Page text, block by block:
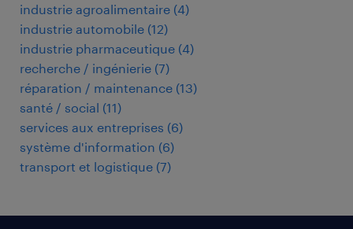
industrie agroalimentaire (4)
industrie automobile (12)
industrie pharmaceutique (4)
recherche / ingénierie (7)
réparation / maintenance (13)
santé / social (11)
services aux entreprises (6)
système d'information (6)
transport et logistique (7)